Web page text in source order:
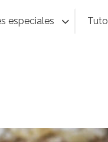
especiales